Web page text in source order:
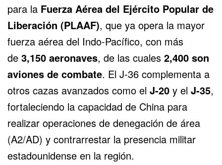
para la Fuerza Aérea del Ejército Popular de
Liberación (PLAAF), que ya opera la mayor
fuerza aérea del Indo-Pacífico, con más
de 3,150 aeronaves, de las cuales 2,400 son
aviones de combate. El J-36 complementa a
otros cazas avanzados como el J-20 y el J-35,
fortaleciendo la capacidad de China para
realizar operaciones de denegación de área
(A2/AD) y contrarrestar la presencia militar
estadounidense en la región.